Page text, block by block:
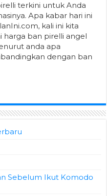
terkini untuk Anda
Apa kabar hari ini
kali ini kita
harga ban pirelli angel
anda apa
dengan ban
Sebelum Ikut Komodo